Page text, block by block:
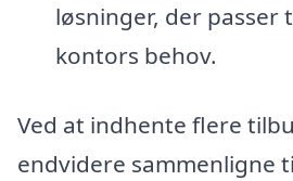
løsninger, der passer
kontors behov.
Ved at indhente flere
endvidere sammenligne